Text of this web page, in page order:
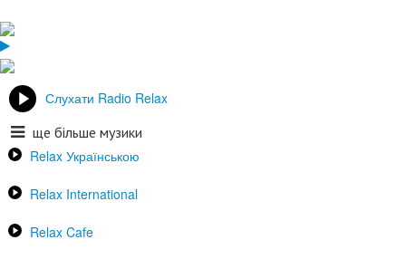
Слухати Radio Relax
ще більше музики
Relax Українською
Relax International
Relax Cafe